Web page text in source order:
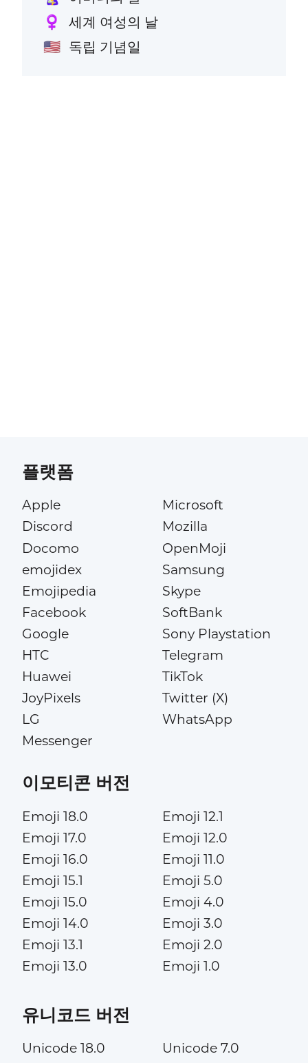
♀️ 세계 여성의 날
🇺🇸 독립 기념일
플랫폼
Apple
Discord
Docomo
emojidex
Emojipedia
Facebook
Google
HTC
Huawei
JoyPixels
LG
Messenger
Microsoft
Mozilla
OpenMoji
Samsung
Skype
SoftBank
Sony Playstation
Telegram
TikTok
Twitter (X)
WhatsApp
이모티콘 버전
Emoji 18.0
Emoji 17.0
Emoji 16.0
Emoji 15.1
Emoji 15.0
Emoji 14.0
Emoji 13.1
Emoji 13.0
Emoji 12.1
Emoji 12.0
Emoji 11.0
Emoji 5.0
Emoji 4.0
Emoji 3.0
Emoji 2.0
Emoji 1.0
유니코드 버전
Unicode 18.0
Unicode 7.0